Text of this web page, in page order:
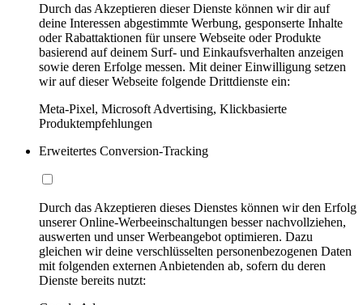
Durch das Akzeptieren dieser Dienste können wir dir auf
deine Interessen abgestimmte Werbung, gesponserte Inhalte
oder Rabattaktionen für unsere Webseite oder Produkte
basierend auf deinem Surf- und Einkaufsverhalten anzeigen
sowie deren Erfolge messen. Mit deiner Einwilligung setzen
wir auf dieser Webseite folgende Drittdienste ein:
Meta-Pixel, Microsoft Advertising, Klickbasierte
Produktempfehlungen
Erweitertes Conversion-Tracking
Durch das Akzeptieren dieses Dienstes können wir den Erfolg
unserer Online-Werbeeinschaltungen besser nachvollziehen,
auswerten und unser Werbeangebot optimieren. Dazu
gleichen wir deine verschlüsselten personenbezogenen Daten
mit folgenden externen Anbietenden ab, sofern du deren
Dienste bereits nutzt: